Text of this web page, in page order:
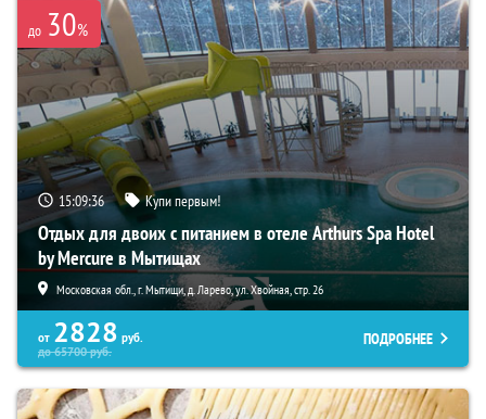
до 30%
15:09:35 Купи первым!
Отдых для двоих с питанием в отеле Arthurs Spa Hotel
by Mercure в Мытищах
Московская обл., г. Мытищи, д. Ларево, ул. Хвойная, стр. 26
от 2828 руб.
до65700руб.
ПОДРОБНЕЕ